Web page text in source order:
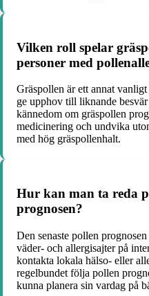
Vilken roll spelar
personer med
Gräspollen är ett annat
ge upphov till liknande
kännedom om gräspollen
medicinering och undvika
med hög gräspollenhalt.
Hur kan man ta reda
prognosen?
Den senaste pollen
väder- och allergisajter på
kontakta lokala hälso- eller
regelbundet följa pollen
kunna planera sin vardag på